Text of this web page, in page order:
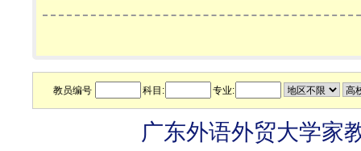
教员编号 科目: 专业:
广东外语外贸大学家